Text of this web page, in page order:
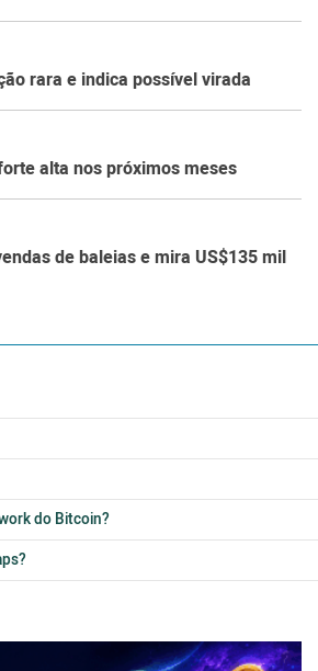
rara e indica possível virada
alta nos próximos meses
de baleias e mira US$135 mil
do Bitcoin?